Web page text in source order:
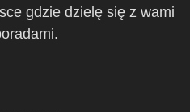
gdzie dzielę się z wami